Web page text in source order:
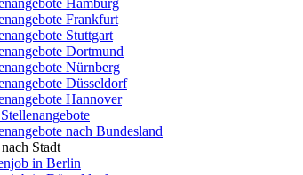
Hamburg
Frankfurt
Stuttgart
Dortmund
Nürnberg
Düsseldorf
Hannover
nach Bundesland
Stadt
in Berlin